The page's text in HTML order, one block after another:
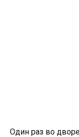
Один раз во